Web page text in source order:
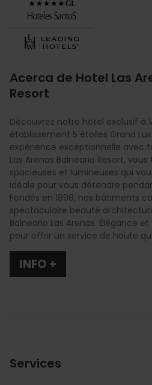
Acerca de Hotel Las
Resort
Découvrez notre hôtel exclusif à
établissement 5 étoiles Grand
expérience exceptionnelle avec
Las Arenas Balneario Resort,
spacieuses et lumineuses qui
idéale pour vous détendre
Fondés en 1898, nos bâtiments
spectaculaire beauté
Balneario Las Arenas. Élégance
pour offrir un service de haute
INFO +
Services